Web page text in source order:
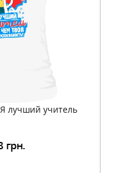
лучший учитель
грн.